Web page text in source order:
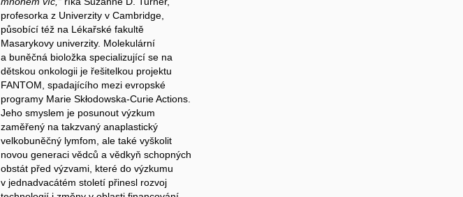
profesorka z Univerzity v Cambridge,
působící též na Lékařské fakultě
Masarykovy univerzity. Molekulární
a buněčná bioložka specializující se na
dětskou onkologii je řešitelkou projektu
FANTOM, spadajícího mezi evropské
programy Marie Skłodowska-Curie Actions.
Jeho smyslem je posunout výzkum
zaměřený na takzvaný anaplastický
velkobuněčný lymfom, ale také vyškolit
novou generaci vědců a vědkyň schopných
obstát před výzvami, které do výzkumu
v jednadvacátém století přinesl rozvoj